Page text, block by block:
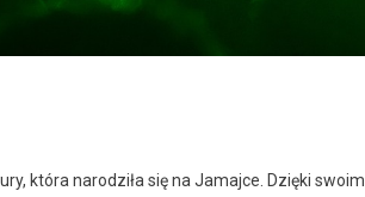
która narodziła się na Jamajce. Dzięki swoim